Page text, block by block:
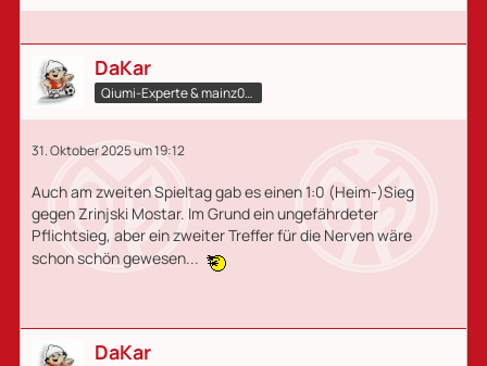
DaKar
Qiumi-Experte​ & mainz05.qiumi.de
31. Oktober 2025 um 19:12
Auch am zweiten Spieltag gab es einen 1:0 (Heim-)Sieg
gegen Zrinjski Mostar. Im Grund ein ungefährdeter
Pflichtsieg, aber ein zweiter Treffer für die Nerven wäre
schon schön gewesen...
DaKar